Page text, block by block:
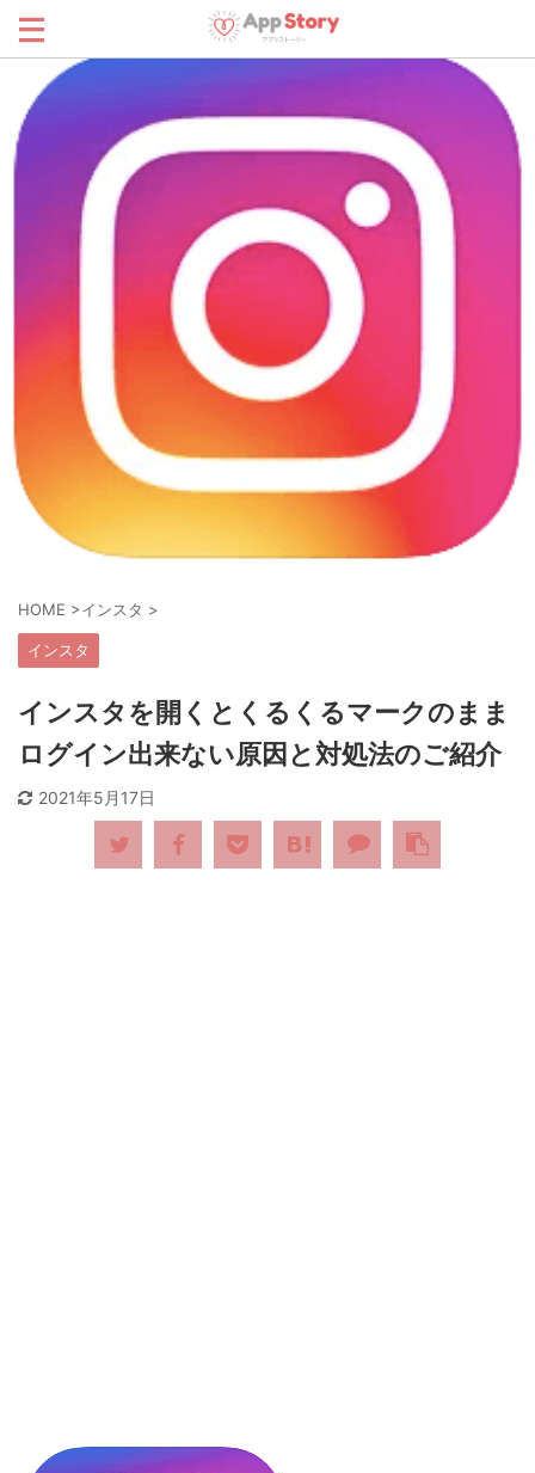
HOME >インスタ >
インスタ
インスタを開くとくるくるマークのまま
ログイン出来ない原因と対処法のご紹介
2021年5月17日